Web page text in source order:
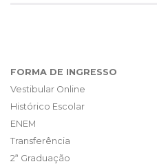
FORMA DE INGRESSO
Vestibular Online
Histórico Escolar
ENEM
Transferência
2ª Graduação